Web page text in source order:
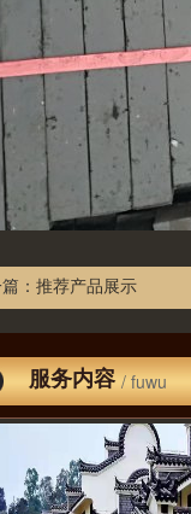
： 推荐产品展示
服务内容 / fuwu